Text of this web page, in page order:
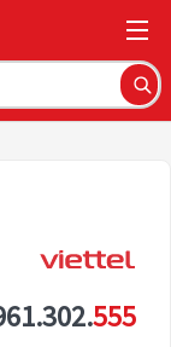
555